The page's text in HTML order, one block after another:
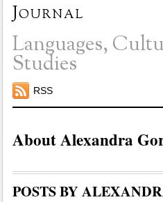
Journal
Languages,
Studies
RSS
About Alexandra
POSTS BY